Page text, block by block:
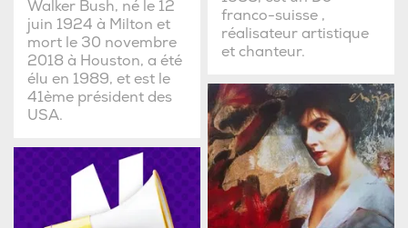
Walker Bush, né le 12
juin 1924 à Milton et
mort le 30 novembre
2018 à Houston, a été
élu en 1989, et est le
41ème président des
USA.
franco-suisse ,
réalisateur artistique
et chanteur.